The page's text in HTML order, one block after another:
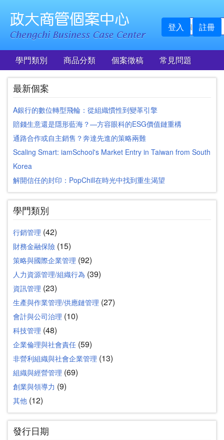
登入 註冊
學門類別 商品分類 個案徵稿 常見問題
最新個案
A銀行的數位轉型飛輪：從組織慣性到變革引擎
賠錢生意還是隱形藍海？—方容眼科的ESG價值鏈重構
通路合作或自主銷售？奔達先進的策略兩難
Scaling Smart: iamSchool's Market Entry in Taiwan from South
Korea
解開信任的封印：PopChill在時光中找到重生渴望
學門類別
行銷管理 (42)
財務金融保險 (15)
策略與國際企業管理 (92)
人力資源管理/組織行為 (39)
資訊管理 (23)
生產與作業管理/供應鏈管理 (27)
會計與公司治理 (10)
科技管理 (48)
企業倫理與社會責任 (59)
非營利組織與社會企業管理 (13)
組織與經營管理 (69)
創業與領導力 (9)
其他 (12)
發行日期